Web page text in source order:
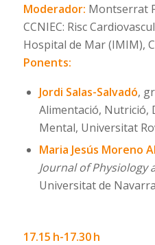
Moderador: Montserrat
CCNIEC: Risc
Hospital de Mar (IMIM),
Ponents:
Jordi Salas-Salvadó,
Alimentació, Nutrició,
Mental, Universitat
Maria Jesús Moreno
Journal of Physiology
Universitat de
17.15 h-17.30 h